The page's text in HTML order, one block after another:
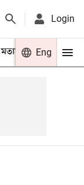
Login
মতামত খেলা
Eng